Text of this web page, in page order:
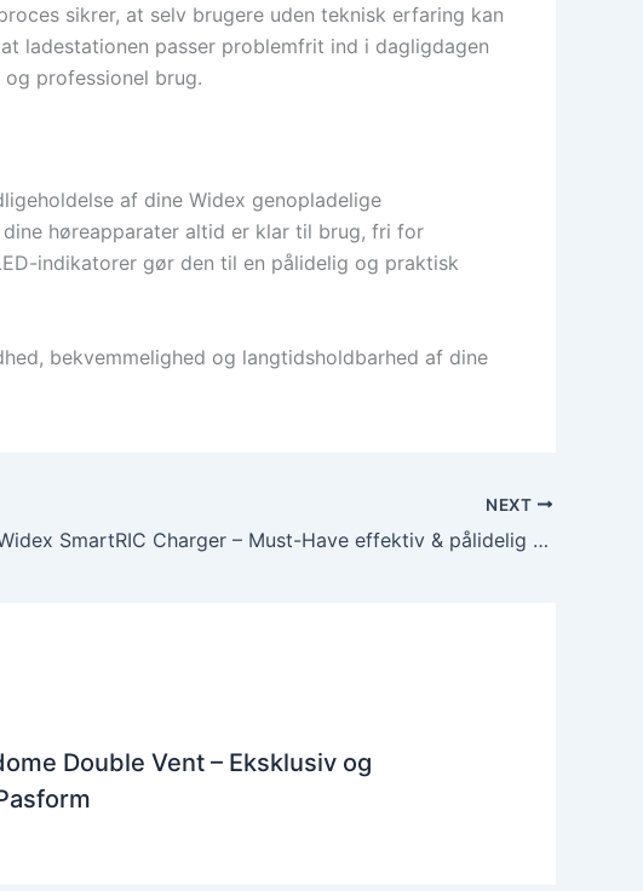
sikrer, at selv brugere uden teknisk erfaring kan
ladestationen passer problemfrit ind i dagligdagen
professionel brug.
af dine Widex genopladelige
høreapparater altid er klar til brug, fri for
indikatorer gør den til en pålidelig og praktisk
bekvemmelighed og langtidsholdbarhed af dine
NEXT
Widex SmartRIC Charger – Must-Have effektiv & pålidelig oplader
Double Vent – Eksklusiv og